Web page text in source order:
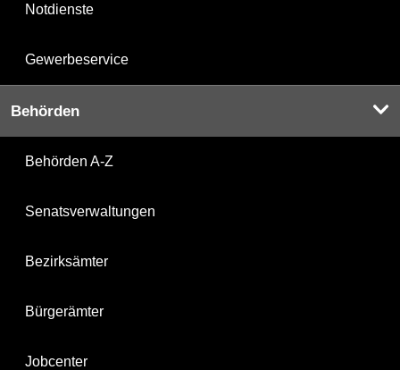
Notdienste
Gewerbeservice
Behörden
Behörden A-Z
Senatsverwaltungen
Bezirksämter
Bürgerämter
Jobcenter